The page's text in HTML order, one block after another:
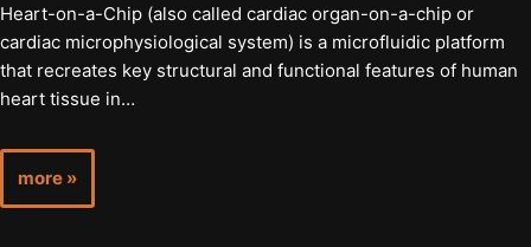
Heart-on-a-Chip (also called cardiac organ-on-a-chip or
cardiac microphysiological system) is a microfluidic platform
that recreates key structural and functional features of human
heart tissue in…
more »